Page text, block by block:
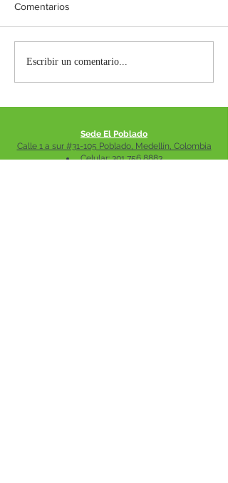
POSTURA
Comentarios
Escribir un comentario...
Sede El Poblado
Calle 1 a sur #31-105 Poblado, Medellín, Colombia
Celular:301 756 8883